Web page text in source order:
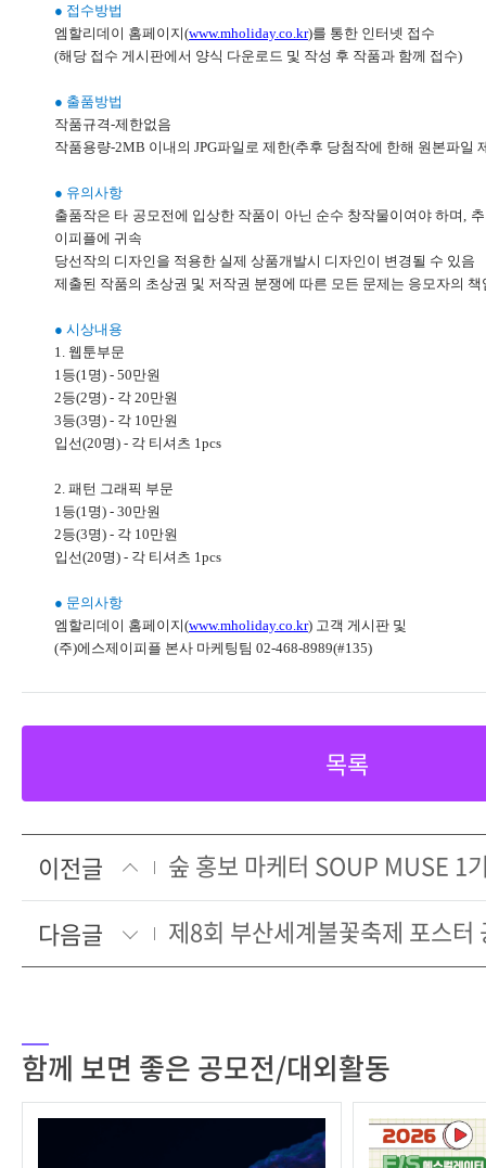
● 접수방법
엠할리데이 홈페이지(www.mholiday.co.kr)를 통한 인터넷 접수
(해당 접수 게시판에서 양식 다운로드 및 작성 후 작품과 함께 접수)
● 출품방법
작품규격-제한없음
작품용량-2MB 이내의 JPG파일로 제한(추후 당첨작에 한해 원본파일
● 유의사항
출품작은 타 공모전에 입상한 작품이 아닌 순수 창작물이여야 하며,
이피플에 귀속
당선작의 디자인을 적용한 실제 상품개발시 디자인이 변경될 수 있음
제출된 작품의 초상권 및 저작권 분쟁에 따른 모든 문제는 응모자의 책
● 시상내용
1. 웹툰부문
1등(1명) - 50만원
2등(2명) - 각 20만원
3등(3명) - 각 10만원
입선(20명) - 각 티셔츠 1pcs
2. 패턴 그래픽 부문
1등(1명) - 30만원
2등(3명) - 각 10만원
입선(20명) - 각 티셔츠 1pcs
● 문의사항
엠할리데이 홈페이지(www.mholiday.co.kr) 고객 게시판 및
(주)에스제이피플 본사 마케팅팀 02-468-8989(#135)
목록
이전글
숲 홍보 마케터 SOUP MUSE 1
다음글
제8회 부산세계불꽃축제 포스터
함께 보면 좋은 공모전/대외활동